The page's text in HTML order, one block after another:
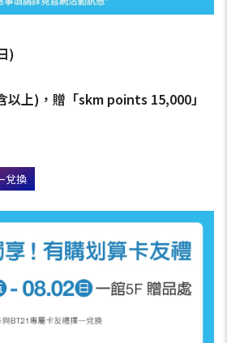
)
以上)，贈「skm points 15,000」
兌換